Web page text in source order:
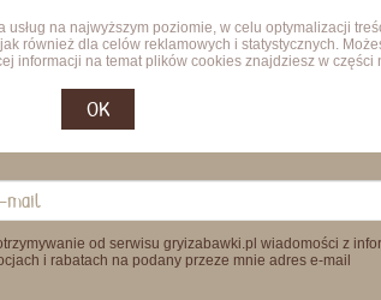
na najwyższym poziomie, w celu optymalizacji
również dla celów reklamowych i statystycznych.
informacji na temat plików cookies znajdziesz w części
OK
od serwisu gryizabawki.pl wiadomości z
i rabatach na podany przeze mnie adres e-mail